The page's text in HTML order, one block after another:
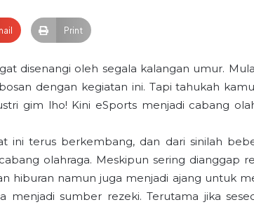
Print
disenangi oleh segala kalangan umur.
dengan kegiatan ini. Tapi tahukah
gim lho! Kini eSports menjadi cabang
ini terus berkembang, dan dari sinilah
olahraga. Meskipun sering dianggap
hiburan namun juga menjadi ajang untuk
menjadi sumber rezeki. Terutama jika